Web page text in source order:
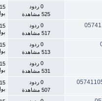
0 ردود
525 مشاهدة
0 ردود
517 مشاهدة
0 ردود
513 مشاهدة
0 ردود
531 مشاهدة
0 ردود
507 مشاهدة